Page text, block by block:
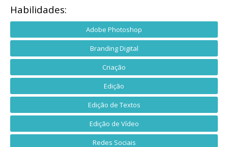
Habilidades:
Adobe Photoshop
Branding Digital
Criação
Edição
Edição de Textos
Edição de Vídeo
Redes Sociais